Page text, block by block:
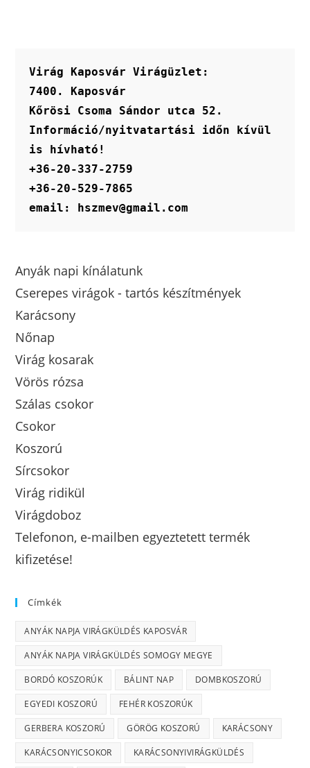
Virág Kaposvár Virágüzlet:
7400. Kaposvár
Kőrösi Csoma Sándor utca 52.
Információ/nyitvatartási időn kívül
is hívható!
+36-20-337-2759
+36-20-529-7865
email: hszmev@gmail.com
Anyák napi kínálatunk
Cserepes virágok - tartós készítmények
Karácsony
Nőnap
Virág kosarak
Vörös rózsa
Szálas csokor
Csokor
Koszorú
Sírcsokor
Virág ridikül
Virágdoboz
Telefonon, e-mailben egyeztetett termék
kifizetése!
Címkék
ANYÁK NAPJA VIRÁGKÜLDÉS KAPOSVÁR
ANYÁK NAPJA VIRÁGKÜLDÉS SOMOGY MEGYE
BORDÓ KOSZORÚK BÁLINT NAP DOMBKOSZORÚ
EGYEDI KOSZORÚ FEHÉR KOSZORÚK
GERBERA KOSZORÚ GÖRÖG KOSZORÚ KARÁCSONY
KARÁCSONYICSOKOR KARÁCSONYIVIRÁGKÜLDÉS